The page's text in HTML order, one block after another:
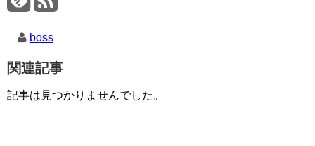
boss
関連記事
記事は見つかりませんでした。